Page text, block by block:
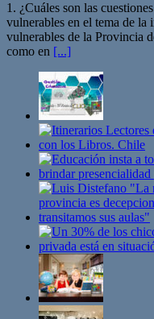
1. ¿Cuáles son las
vulnerables en el tema de la
vulnerables de la Provincia
como en [...]